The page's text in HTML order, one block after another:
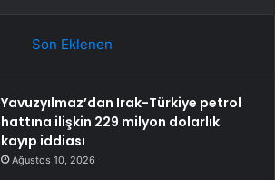
Son Eklenen
Yavuzyılmaz’dan Irak-Türkiye petrol
hattına ilişkin 229 milyon dolarlık
kayıp iddiası
Ağustos 10, 2026